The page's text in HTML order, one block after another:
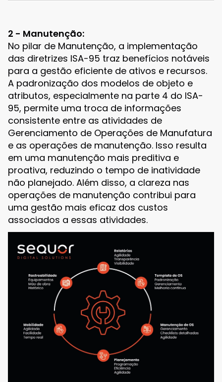
2 - Manutenção:
No pilar de Manutenção, a implementação
das diretrizes ISA-95 traz benefícios notáveis
para a gestão eficiente de ativos e recursos.
A padronização dos modelos de objeto e
atributos, especialmente na parte 4 do ISA-
95, permite uma troca de informações
consistente entre as atividades de
Gerenciamento de Operações de Manufatura
e as operações de manutenção. Isso resulta
em uma manutenção mais preditiva e
proativa, reduzindo o tempo de inatividade
não planejado. Além disso, a clareza nas
operações de manutenção contribui para
uma gestão mais eficaz dos custos
associados a essas atividades.